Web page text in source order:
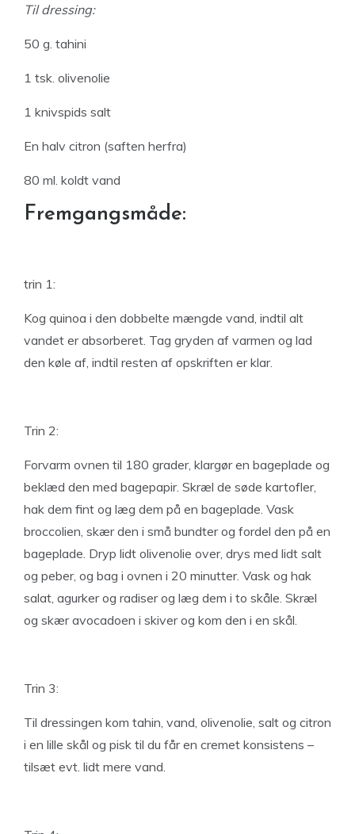
Til dressing:
50 g. tahini
1 tsk. olivenolie
1 knivspids salt
En halv citron (saften herfra)
80 ml. koldt vand
Fremgangsmåde:
trin 1:
Kog quinoa i den dobbelte mængde vand, indtil alt
vandet er absorberet. Tag gryden af ​​varmen og lad
den køle af, indtil resten af ​​opskriften er klar.
Trin 2:
Forvarm ovnen til 180 grader, klargør en bageplade og
beklæd den med bagepapir. Skræl de søde kartofler,
hak dem fint og læg dem på en bageplade. Vask
broccolien, skær den i små bundter og fordel den på en
bageplade. Dryp lidt olivenolie over, drys med lidt salt
og peber, og bag i ovnen i 20 minutter. Vask og hak
salat, agurker og radiser og læg dem i to skåle. Skræl
og skær avocadoen i skiver og kom den i en skål.
Trin 3:
Til dressingen kom tahin, vand, olivenolie, salt og citron
i en lille skål og pisk til du får en cremet konsistens –
tilsæt evt. lidt mere vand.